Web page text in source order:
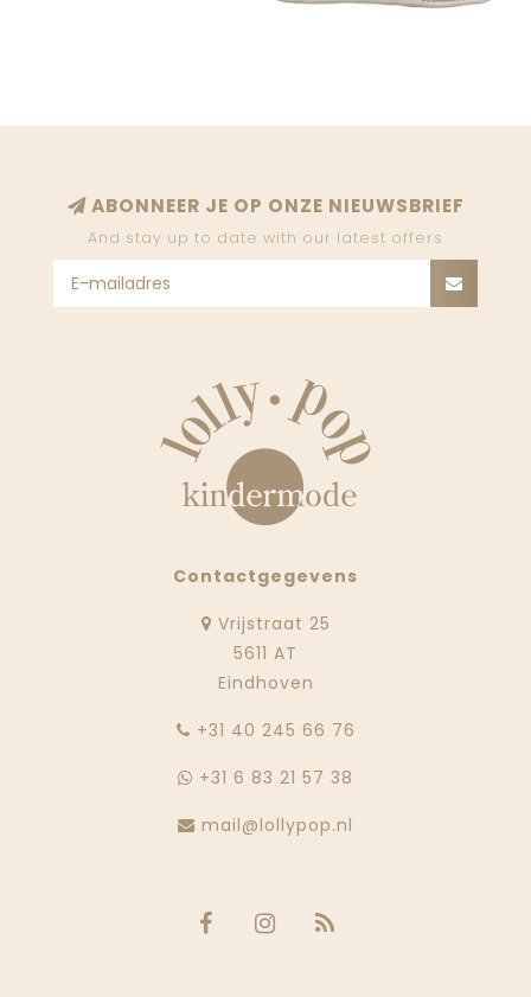
ABONNEER JE OP ONZE NIEUWSBRIEF
And stay up to date with our latest offers
Contactgegevens
Vrijstraat 25
5611 AT
Eindhoven
‭+31 40 245 66 76
+31 6 83 21 57 38
mail@lollypop.nl